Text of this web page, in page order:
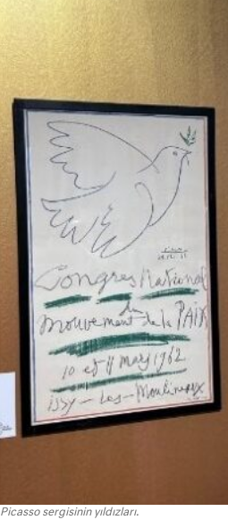
Picasso sergisinin yıldızları.